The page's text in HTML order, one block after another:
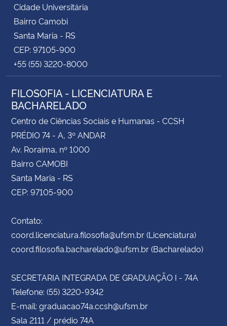
Cidade Universitária
Bairro Camobi
Santa Maria - RS
CEP: 97105-900
+55 (55) 3220-8000
FILOSOFIA - LICENCIATURA E
BACHARELADO
Centro de Ciências Sociais e Humanas - CCSH
PRÉDIO 74 - A, 3º ANDAR
Av. Roraima, nº 1000
Bairro CAMOBI
Santa Maria - RS
CEP: 97105-900
Contato:
coord.licenciatura.filosofia@ufsm.br (Licenciatura)
coord.filosofia.bacharelado@ufsm.br (Bacharelado)
SECRETARIA INTEGRADA DE GRADUAÇÃO I - 74A
Telefone: (55) 3220-9342
E-mail: graduacao74a.ccsh@ufsm.br
Sala 2111 / prédio 74A